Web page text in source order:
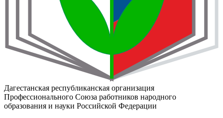
Дагестанская республиканская организация
Профессионального Союза работников народного
образования и науки Российской Федерации